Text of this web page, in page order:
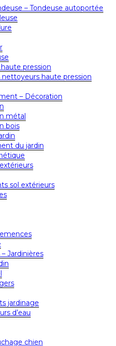
– Tondeuse autoportée
pression
nettoyeurs haute pression
– Décoration
métal
bois
du jardin
sol extérieurs
Jardinières
jardinage
d’eau
chien